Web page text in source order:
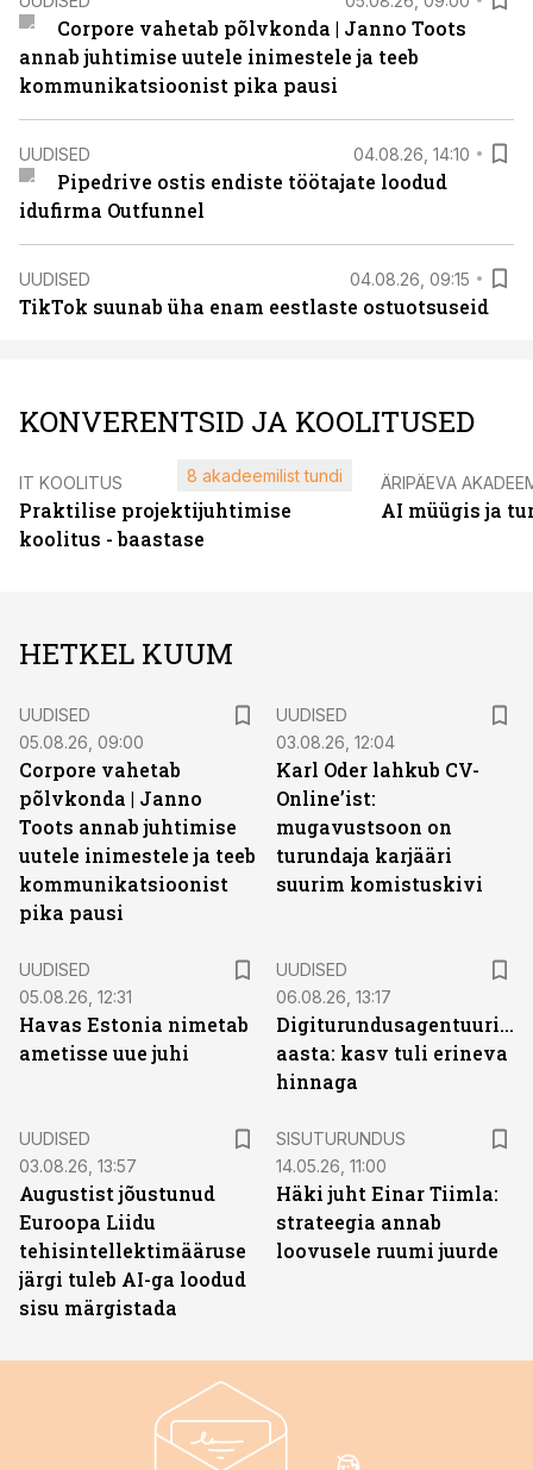
Corpore vahetab põlvkonda | Janno Toots
annab juhtimise uutele inimestele ja teeb
kommunikatsioonist pika pausi
UUDISED 04.08.26, 14:10
Pipedrive ostis endiste töötajate loodud
idufirma Outfunnel
UUDISED 04.08.26, 09:15
TikTok suunab üha enam eestlaste ostuotsuseid
KONVERENTSID JA KOOLITUSED
IT KOOLITUS
Praktilise projektijuhtimise
koolitus - baastase
8 akadeemilist tundi ÄRIPÄEVA
AI müügis ja
HETKEL KUUM
UUDISED
05.08.26, 09:00
Corpore vahetab
põlvkonda | Janno
Toots annab juhtimise
uutele inimestele ja teeb
kommunikatsioonist
pika pausi
UUDISED
03.08.26, 12:04
Karl Oder lahkub CV-
Online’ist:
mugavustsoon on
turundaja karjääri
suurim komistuskivi
UUDISED
05.08.26, 12:31
Havas Estonia nimetab
ametisse uue juhi
UUDISED
06.08.26, 13:17
Digiturundusagentuuride
aasta: kasv tuli erineva
hinnaga
UUDISED
03.08.26, 13:57
Augustist jõustunud
Euroopa Liidu
tehisintellektimääruse
järgi tuleb AI-ga loodud
sisu märgistada
SISUTURUNDUS
14.05.26, 11:00
Häki juht Einar Tiimla:
strateegia annab
loovusele ruumi juurde